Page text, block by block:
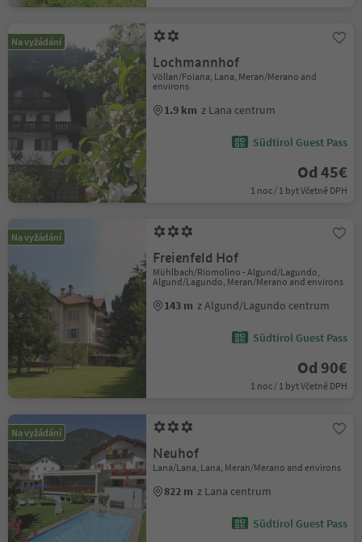
Na vyžádání
Lochmannhof
Völlan/Foiana, Lana, Meran/Merano and
environs
1.9 km z Lana centrum
Südtirol Guest Pass
Od 45€
1 noc / 1 byt Včetně DPH
Na vyžádání
Freienfeld Hof
Mühlbach/Riomolino - Algund/Lagundo,
Algund/Lagundo, Meran/Merano and environs
143 m z Algund/Lagundo centrum
Südtirol Guest Pass
Od 90€
1 noc / 1 byt Včetně DPH
Na vyžádání
Neuhof
Lana/Lana, Lana, Meran/Merano and environs
822 m z Lana centrum
Südtirol Guest Pass